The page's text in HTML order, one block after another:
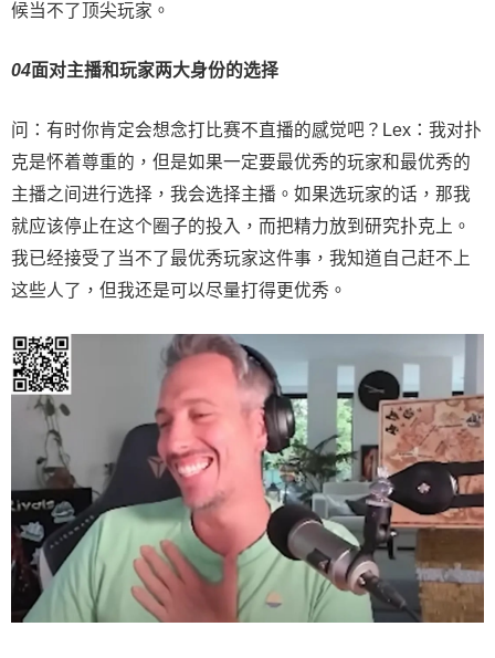
候当不了顶尖玩家。
04面对主播和玩家两大身份的选择
问：有时你肯定会想念打比赛不直播的感觉吧？Lex：我对扑
克是怀着尊重的，但是如果一定要最优秀的玩家和最优秀的
主播之间进行选择，我会选择主播。如果选玩家的话，那我
就应该停止在这个圈子的投入，而把精力放到研究扑克上。
我已经接受了当不了最优秀玩家这件事，我知道自己赶不上
这些人了，但我还是可以尽量打得更优秀。